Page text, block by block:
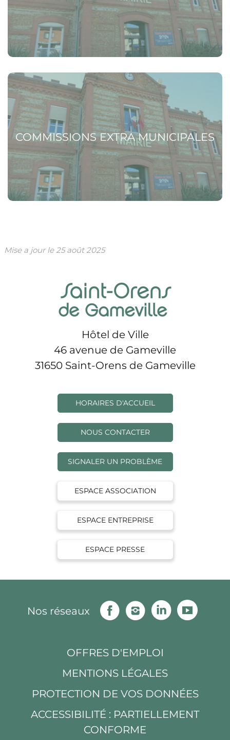
COMMISSIONS EXTRA MUNICIPALES
Voir la page Commissions extra municipales
Mise a jour le25 août 2025
Hôtel de Ville
46 avenue de Gameville
31650 Saint-Orens de Gameville
HORAIRES D'ACCUEIL
NOUS CONTACTER
SIGNALER UN PROBLÈME
ESPACE ASSOCIATION
ESPACE ENTREPRISE
ESPACE PRESSE
Nos réseaux
FacebookInstagramLinkedin
OFFRES D'EMPLOI
MENTIONS LÉGALES
PROTECTION DE VOS DONNÉES
ACCESSIBILITÉ : PARTIELLEMENT
CONFORME